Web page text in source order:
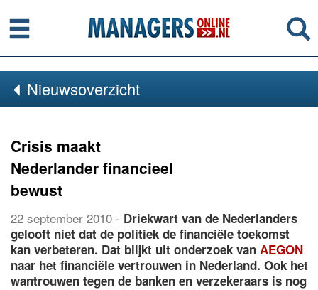
Menu
Nieuwsoverzicht
Crisis maakt
Nederlander financieel
bewust
22 september 2010 - Driekwart van de Nederlanders
gelooft niet dat de politiek de financiële toekomst
kan verbeteren. Dat blijkt uit onderzoek van AEGON
naar het financiële vertrouwen in Nederland. Ook het
wantrouwen tegen de banken en verzekeraars is nog